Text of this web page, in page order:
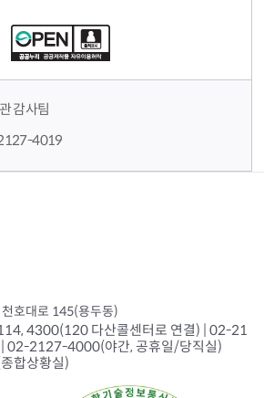
감사팀
4019
호대로 145(용두동)
4300(120 다산콜센터로 연결) | 02-21
02-2127-4000(야간, 공휴일/당직실)
합상황실)